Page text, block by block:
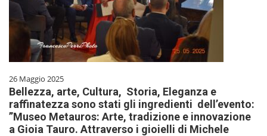
26 Maggio 2025
Bellezza, arte, Cultura, Storia, Eleganza e
raffinatezza sono stati gli ingredienti dell’evento:
”Museo Metauros: Arte, tradizione e innovazione
a Gioia Tauro. Attraverso i gioielli di Michele